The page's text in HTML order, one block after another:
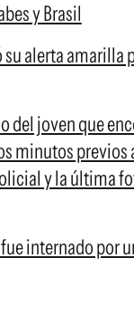
y Brasil
su alerta amarilla
del joven que
minutos previos
y la última
fue internado por